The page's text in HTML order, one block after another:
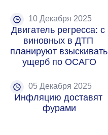
10 Декабря 2025
Двигатель регресса: с
виновных в ДТП
планируют взыскивать
ущерб по ОСАГО
05 Декабря 2025
Инфляцию доставят
фурами